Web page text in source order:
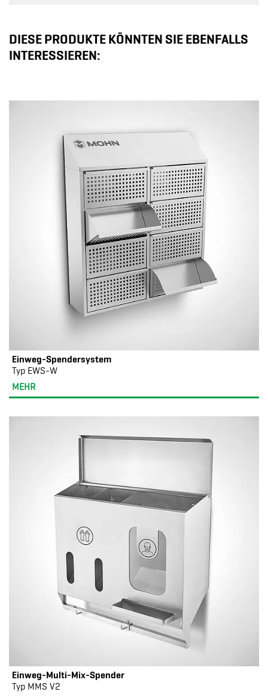
DIESE PRODUKTE KÖNNTEN SIE EBENFALLS
INTERESSIEREN:
Einweg-Spendersystem
Typ EWS-W
MEHR
Einweg-Multi-Mix-Spender
Typ MMS V2